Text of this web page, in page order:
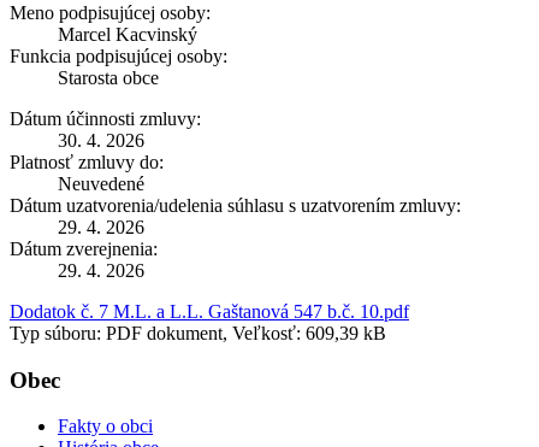
Meno podpisujúcej osoby:
Marcel Kacvinský
Funkcia podpisujúcej osoby:
Starosta obce
Dátum účinnosti zmluvy:
30. 4. 2026
Platnosť zmluvy do:
Neuvedené
Dátum uzatvorenia/udelenia súhlasu s uzatvorením zmluvy:
29. 4. 2026
Dátum zverejnenia:
29. 4. 2026
Dodatok č. 7 M.L. a L.L. Gaštanová 547 b.č. 10.pdf
Typ súboru: PDF dokument, Veľkosť: 609,39 kB
Obec
Fakty o obci